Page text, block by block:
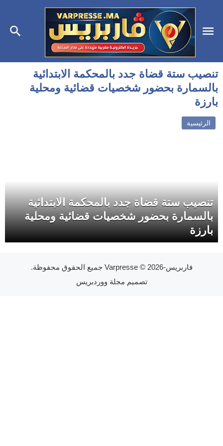
تنصيب ستة قضاة جدد بالمحكمة الابتدائية
بالسمارة بحضور شخصيات قضائية ومحلية
بارزة
الرئيسية
تنصيب ستة قضاة جدد بالمحكمة الابتدائية
بالسمارة بحضور شخصيات قضائية ومحلية
بارزة
فاربريس-Varpresse© 2026 جميع الحقوق محفوظة.
تصميم مجلة ووردبريس